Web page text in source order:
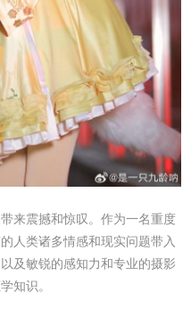
来震撼和惊叹。作为一名重度
人类诸多情感和现实问题带入
及敏锐的感知力和专业的摄影
知识。